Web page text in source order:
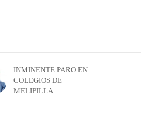
INMINENTE PARO EN
COLEGIOS DE
MELIPILLA